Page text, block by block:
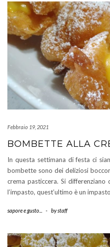
Febbraio 19, 2021
BOMBETTE ALLA
In questa settimana di festa ci
bombette sono dei deliziosi
crema pasticcera. Si
l’impasto, quest’ultimo è un
sapore e gusto... - bystaff